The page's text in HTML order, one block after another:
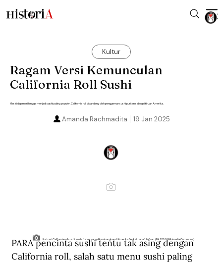
Kultur
Ragam Versi Kemunculan
California Roll Sushi
Meski digemari hingga menjadi sushi paling populer, California roll dipandang oleh penggemar sushi puritan sebagai tiruan Amerika.
19 Jan 2025
Amanda Rachmadita
Ilustrasi California roll sushi, sushi fusion yang dikembangkan di Amerika Serikat pada 1960-an. (Mk2010/Wikimedia Commons).
PARA pencinta sushi tentu tak asing dengan
California roll, salah satu menu sushi paling